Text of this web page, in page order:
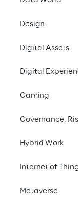
Design
Digital Assets
Digital
Gaming
Governance,
Hybrid Work
Internet of
Metaverse
#Spatial
#Apple Vision
espace